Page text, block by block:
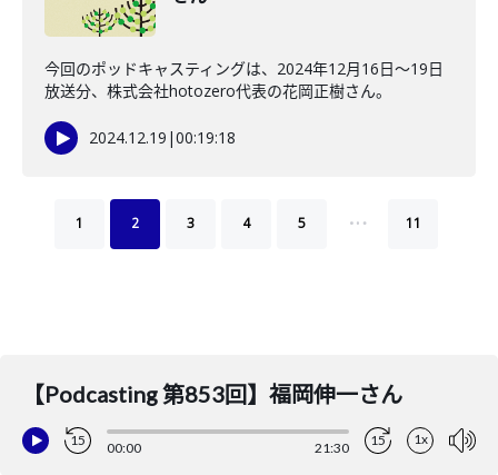
今回のポッドキャスティングは、2024年12月16日～19日
放送分、株式会社hotozero代表の花岡正樹さん。
2024.12.19 |00:19:18
1 2 3 4 5 … 11
【Podcasting 第853回】福岡伸一さん
15 00:00 21:30 15 1x